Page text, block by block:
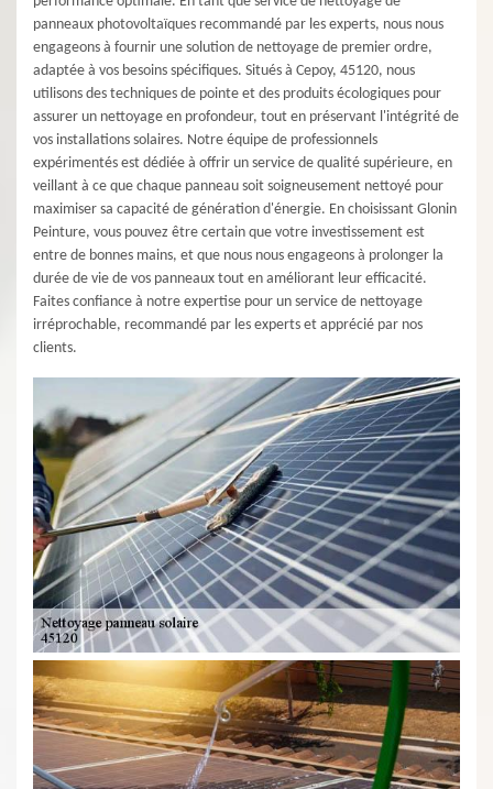
panneaux photovoltaïques recommandé par les experts, nous nous
engageons à fournir une solution de nettoyage de premier ordre,
adaptée à vos besoins spécifiques. Situés à Cepoy, 45120, nous
utilisons des techniques de pointe et des produits écologiques pour
assurer un nettoyage en profondeur, tout en préservant l'intégrité de
vos installations solaires. Notre équipe de professionnels
expérimentés est dédiée à offrir un service de qualité supérieure, en
veillant à ce que chaque panneau soit soigneusement nettoyé pour
maximiser sa capacité de génération d'énergie. En choisissant Glonin
Peinture, vous pouvez être certain que votre investissement est
entre de bonnes mains, et que nous nous engageons à prolonger la
durée de vie de vos panneaux tout en améliorant leur efficacité.
Faites confiance à notre expertise pour un service de nettoyage
irréprochable, recommandé par les experts et apprécié par nos
clients.